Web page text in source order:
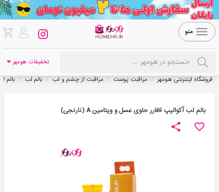
منو
تخفیفات هومهر ❤
فروشگاه اینترنتی هومهر / مراقبت پوست / مراقبت از چشم و لب / بالم لب / بالم
بالم لب آکوالیپ لافارر حاوی عسل و ویتامین A (نارنجی)